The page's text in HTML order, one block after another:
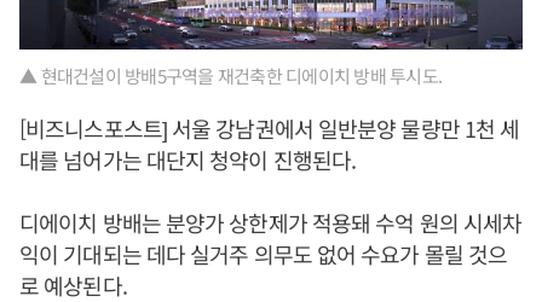
▲ 현대건설이 방배5구역을 재건축한 디에이치 방배 투시도.
[비즈니스포스트] 서울 강남권에서 일반분양 물량만 1천 세
대를 넘어가는 대단지 청약이 진행된다.
디에이치 방배는 분양가 상한제가 적용돼 수억 원의 시세차
익이 기대되는 데다 실거주 의무도 없어 수요가 몰릴 것으
로 예상된다.